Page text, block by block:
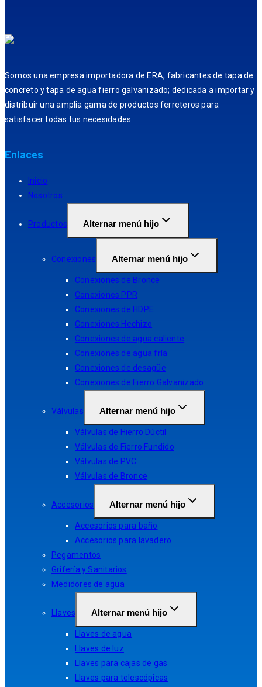
Somos una empresa importadora de ERA, fabricantes de tapa de
concreto y tapa de agua fierro galvanizado; dedicada a importar y
distribuir una amplia gama de productos ferreteros para
satisfacer todas tus necesidades.
Enlaces
Inicio
Nosotros
Productos Alternar menú hijo
Conexiones Alternar menú hijo
Conexiones de Bronce
Conexiones PPR
Conexiones de HDPE
Conexiones Hechizo
Conexiones de agua caliente
Conexiones de agua fría
Conexiones de desagüe
Conexiones de Fierro Galvanizado
Válvulas Alternar menú hijo
Válvulas de Hierro Dúctil
Válvulas de Fierro Fundido
Válvulas de PVC
Válvulas de Bronce
Accesorios Alternar menú hijo
Accesorios para baño
Accesorios para lavadero
Pegamentos
Grifería y Sanitarios
Medidores de agua
Llaves Alternar menú hijo
Llaves de agua
Llaves de luz
Llaves para cajas de gas
Llaves para telescópicas